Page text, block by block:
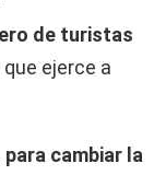
de turistas
que ejerce a
para cambiar la